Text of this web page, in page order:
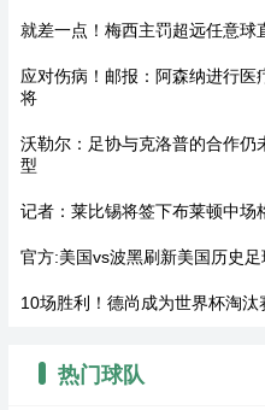
就差一点！梅西主罚超远任意球
应对伤病！邮报：阿森纳进行医
将
沃勒尔：足协与克洛普的合作仍
型
记者：莱比锡将签下布莱顿中场
官方:美国vs波黑刷新美国历史
10场胜利！德尚成为世界杯淘
热门球队